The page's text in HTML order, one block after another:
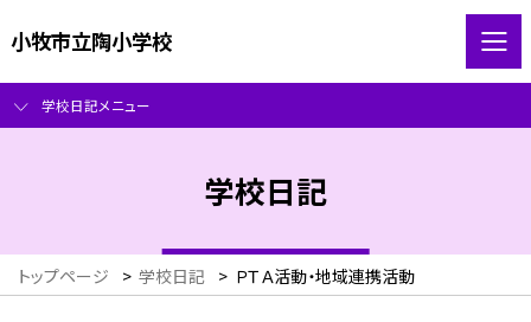
小牧市立陶小学校
学校日記メニュー
学校日記
トップページ > 学校日記 > ＰＴＡ活動・地域連携活動